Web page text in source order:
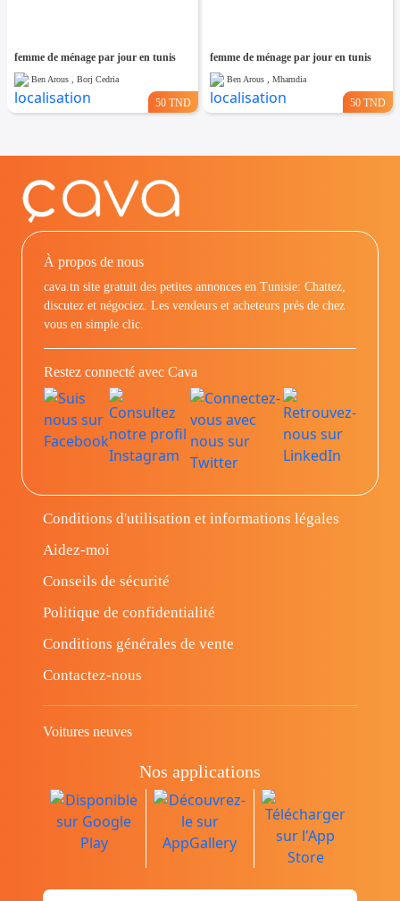
femme de ménage par jour en tunis
Ben Arous , Borj Cedria
50 TND
femme de ménage par jour en tunis
Ben Arous , Mhamdia
50 TND
À propos de nous
cava.tn site gratuit des petites annonces en Tunisie: Chattez,
discutez et négociez. Les vendeurs et acheteurs prés de chez
vous en simple clic.
Restez connecté avec Cava
Conditions d'utilisation et informations légales
Aidez-moi
Conseils de sécurité
Politique de confidentialité
Conditions générales de vente
Contactez-nous
Voitures neuves
Nos applications